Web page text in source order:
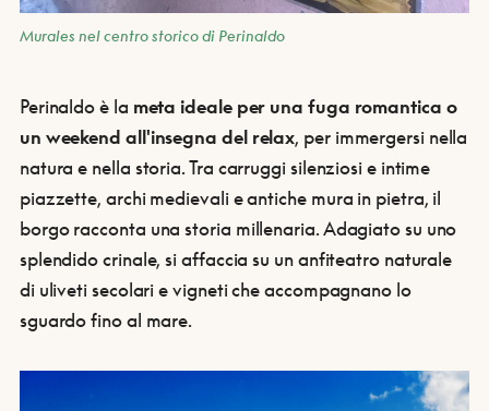
Murales nel centro storico di Perinaldo
Perinaldo è la meta ideale per una fuga romantica o
un weekend all'insegna del relax, per immergersi nella
natura e nella storia. Tra carruggi silenziosi e intime
piazzette, archi medievali e antiche mura in pietra, il
borgo racconta una storia millenaria. Adagiato su uno
splendido crinale, si affaccia su un anfiteatro naturale
di uliveti secolari e vigneti che accompagnano lo
sguardo fino al mare.